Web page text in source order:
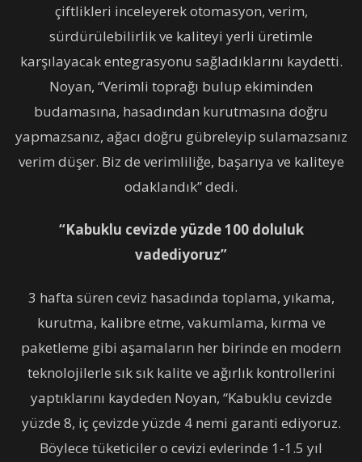
çiftlikleri inceleyerek otomasyon, verim,
sürdürülebilirlik ve kaliteyi yerli üretimle
karşılayacak entegrasyonu sağladıklarını kaydetti.
Noyan, “Verimli toprağı bulup ekiminden
budamasına, hasadından kurutmasına doğru
yapmazsanız, ağacı doğru gübreleyip sulamazsanız
verim düşer. Biz de verimliliğe, başarıya ve kaliteye
odaklandık” dedi.
“Kabuklu cevizde yüzde 100 doluluk
vadediyoruz”
3 hafta süren ceviz hasadında toplama, yıkama,
kurutma, kalibre etme, vakumlama, kırma ve
paketleme gibi aşamaların her birinde en modern
teknolojilerle sık sık kalite ve ağırlık kontrollerini
yaptıklarını kaydeden Noyan, “Kabuklu cevizde
yüzde 8, iç çevizde yüzde 4 nemi garanti ediyoruz.
Böylece tüketiciler o cevizi evlerinde 1-1.5 yıl